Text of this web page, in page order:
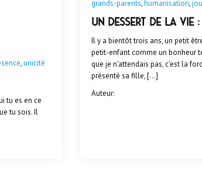
,unicité
tu es en ce
tu sois. Il
grands-parents,humanisation,
Un dessert de la vie
Il y a bientôt trois ans, un petit
petit-enfant comme un bonheur
que je n'attendais pas, c'est la
présenté sa fille, […]
Auteur: